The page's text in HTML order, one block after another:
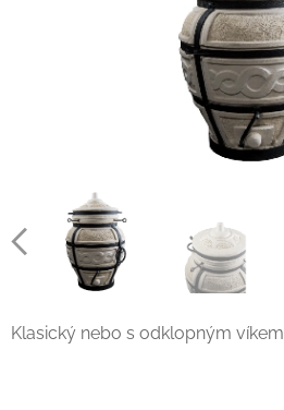
Klasický nebo s odklopným víkem